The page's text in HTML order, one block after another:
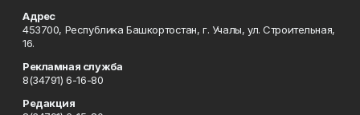
Адрес
453700, Республика Башкортостан, г. Учалы, ул. Строительная,
16.
Рекламная служба
8(34791) 6-16-80
Редакция